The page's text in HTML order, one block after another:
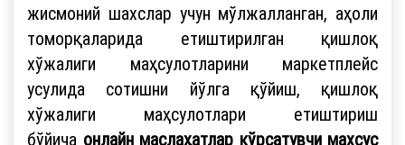
жисмоний шахслар учун мўлжалланган, аҳоли
томорқаларида етиштирилган қишлоқ
хўжалиги маҳсулотларини маркетплейс
усулида сотишни йўлга қўйиш, қишлоқ
хўжалиги маҳсулотлари етиштириш
бўйича онлайн маслаҳатлар кўрсатувчи махсус